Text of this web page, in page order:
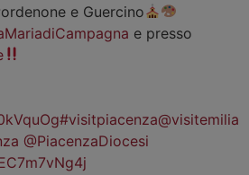
e Guercino
e presso
#visitpiacenza@visitemilia
@PiacenzaDiocesi